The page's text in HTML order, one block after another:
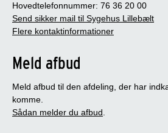
Hovedtelefonnummer: 76 36 20 00
Send sikker mail til Sygehus Lillebælt
Flere kontaktinformationer
Meld afbud
Meld afbud til den afdeling, der har
komme.
Sådan melder du afbud.